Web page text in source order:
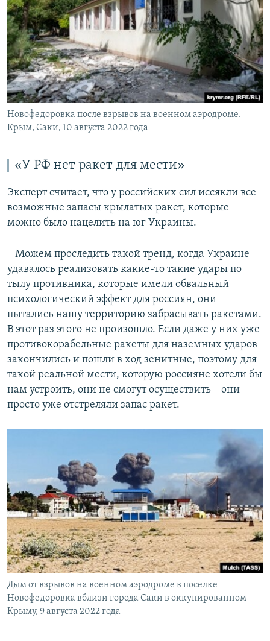
Новофедоровка после взрывов на военном аэродроме.
Крым, Саки, 10 августа 2022 года
«У РФ нет ракет для мести»
Эксперт считает, что у российских сил иссякли все
возможные запасы крылатых ракет, которые
можно было нацелить на юг Украины.
– Можем проследить такой тренд, когда Украине
удавалось реализовать какие-то такие удары по
тылу противника, которые имели обвальный
психологический эффект для россиян, они
пытались нашу территорию забрасывать ракетами.
В этот раз этого не произошло. Если даже у них уже
противокорабельные ракеты для наземных ударов
закончились и пошли в ход зенитные, поэтому для
такой реальной мести, которую россияне хотели бы
нам устроить, они не смогут осуществить – они
просто уже отстреляли запас ракет.
Дым от взрывов на военном аэродроме в поселке
Новофедоровка вблизи города Саки в оккупированном
Крыму, 9 августа 2022 года